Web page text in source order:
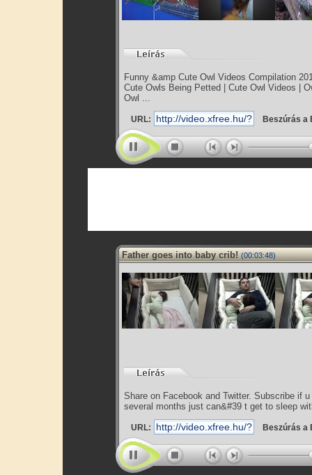
Funny &amp Cute Owl Videos Compilation
Cute Owls Being Petted | Cute Owl Videos |
Owl ...
URL: Beszúrás a
Father goes into baby crib! (00:03:48)
Share on Facebook and Twitter. Subscribe if
several months just can&#39 t get to sleep
URL: Beszúrás a